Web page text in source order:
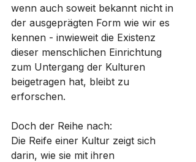
wenn auch soweit bekannt nicht in
der ausgeprägten Form wie wir es
kennen - inwieweit die Existenz
dieser menschlichen Einrichtung
zum Untergang der Kulturen
beigetragen hat, bleibt zu
erforschen.
Doch der Reihe nach:
Die Reife einer Kultur zeigt sich
darin, wie sie mit ihren